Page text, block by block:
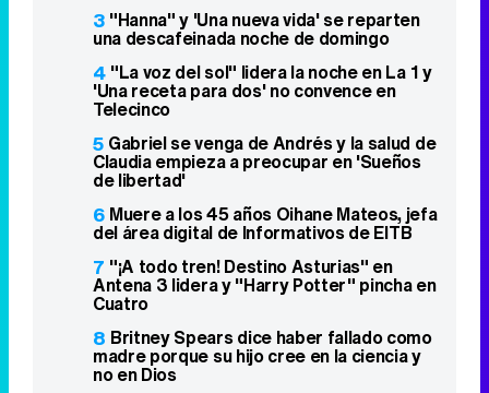
3 "Hanna" y 'Una nueva vida' se reparten
una descafeinada noche de domingo
4 "La voz del sol" lidera la noche en La 1 y
'Una receta para dos' no convence en
Telecinco
5 Gabriel se venga de Andrés y la salud de
Claudia empieza a preocupar en 'Sueños
de libertad'
6 Muere a los 45 años Oihane Mateos, jefa
del área digital de Informativos de EITB
7 "¡A todo tren! Destino Asturias" en
Antena 3 lidera y "Harry Potter" pincha en
Cuatro
8 Britney Spears dice haber fallado como
madre porque su hijo cree en la ciencia y
no en Dios